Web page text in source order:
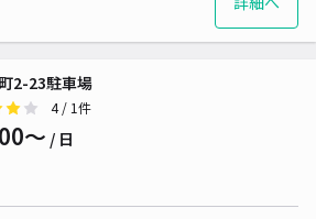
2-23駐車場
4/ 1件
〜 / 日